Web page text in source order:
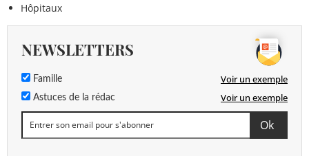
Hôpitaux
NEWSLETTERS
Famille Voir un exemple
Astuces de la rédac Voir un exemple